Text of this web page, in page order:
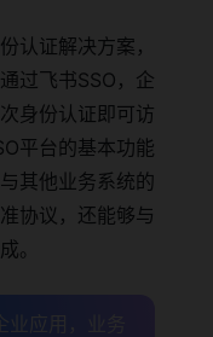
认证解决方案，
过飞书SSO，企
身份认证即可访
平台的基本功能
其他业务系统的
协议，还能够与
。
应用，业务